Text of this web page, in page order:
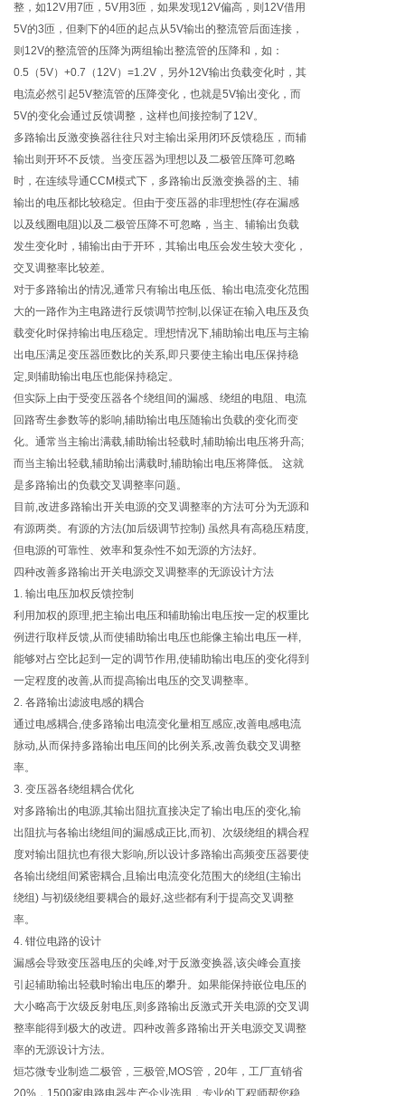
整，如12V用7匝，5V用3匝，如果发现12V偏高，则12V借用
5V的3匝，但剩下的4匝的起点从5V输出的整流管后面连接，
则12V的整流管的压降为两组输出整流管的压降和，如：
0.5（5V）+0.7（12V）=1.2V，另外12V输出负载变化时，其
电流必然引起5V整流管的压降变化，也就是5V输出变化，而
5V的变化会通过反馈调整，这样也间接控制了12V。
多路输出反激变换器往往只对主输出采用闭环反馈稳压，而辅
输出则开环不反馈。当变压器为理想以及二极管压降可忽略
时，在连续导通CCM模式下，多路输出反激变换器的主、辅
输出的电压都比较稳定。但由于变压器的非理想性(存在漏感
以及线圈电阻)以及二极管压降不可忽略，当主、辅输出负载
发生变化时，辅输出由于开环，其输出电压会发生较大变化，
交叉调整率比较差。
对于多路输出的情况,通常只有输出电压低、输出电流变化范围
大的一路作为主电路进行反馈调节控制,以保证在输入电压及负
载变化时保持输出电压稳定。理想情况下,辅助输出电压与主输
出电压满足变压器匝数比的关系,即只要使主输出电压保持稳
定,则辅助输出电压也能保持稳定。
但实际上由于受变压器各个绕组间的漏感、绕组的电阻、电流
回路寄生参数等的影响,辅助输出电压随输出负载的变化而变
化。通常当主输出满载,辅助输出轻载时,辅助输出电压将升高;
而当主输出轻载,辅助输出满载时,辅助输出电压将降低。 这就
是多路输出的负载交叉调整率问题。
目前,改进多路输出开关电源的交叉调整率的方法可分为无源和
有源两类。有源的方法(加后级调节控制) 虽然具有高稳压精度,
但电源的可靠性、效率和复杂性不如无源的方法好。
四种改善多路输出开关电源交叉调整率的无源设计方法
1. 输出电压加权反馈控制
利用加权的原理,把主输出电压和辅助输出电压按一定的权重比
例进行取样反馈,从而使辅助输出电压也能像主输出电压一样,
能够对占空比起到一定的调节作用,使辅助输出电压的变化得到
一定程度的改善,从而提高输出电压的交叉调整率。
2. 各路输出滤波电感的耦合
通过电感耦合,使多路输出电流变化量相互感应,改善电感电流
脉动,从而保持多路输出电压间的比例关系,改善负载交叉调整
率。
3. 变压器各绕组耦合优化
对多路输出的电源,其输出阻抗直接决定了输出电压的变化,输
出阻抗与各输出绕组间的漏感成正比,而初、次级绕组的耦合程
度对输出阻抗也有很大影响,所以设计多路输出高频变压器要使
各输出绕组间紧密耦合,且输出电流变化范围大的绕组(主输出
绕组) 与初级绕组要耦合的最好,这些都有利于提高交叉调整
率。
4. 钳位电路的设计
漏感会导致变压器电压的尖峰,对于反激变换器,该尖峰会直接
引起辅助输出轻载时输出电压的攀升。如果能保持嵌位电压的
大小略高于次级反射电压,则多路输出反激式开关电源的交叉调
整率能得到极大的改进。四种改善多路输出开关电源交叉调整
率的无源设计方法。
烜芯微专业制造二极管，三极管,MOS管，20年，工厂直销省